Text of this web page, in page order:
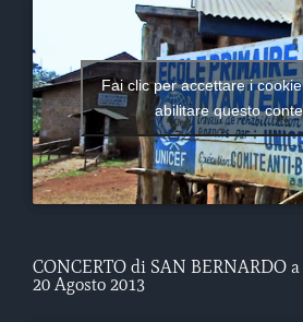
Fai clic per accettare i
abilitare questo
CONCERTO di SAN BERNARDO
20 Agosto 2013